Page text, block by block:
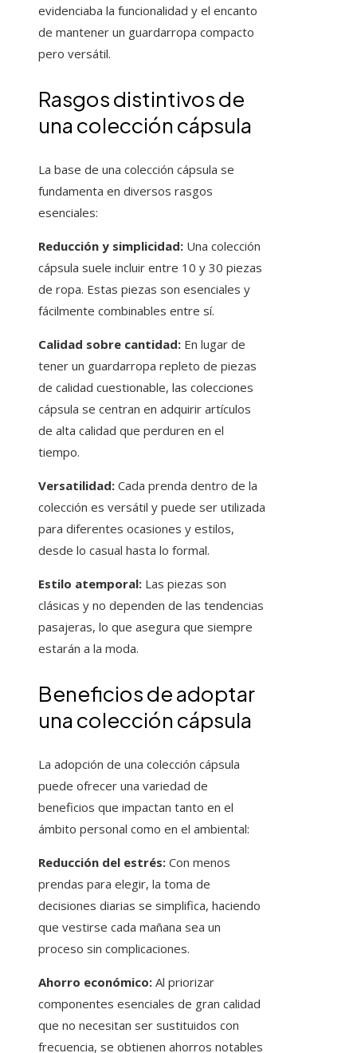
evidenciaba la funcionalidad y el encanto
de mantener un guardarropa compacto
pero versátil.
Rasgos distintivos de
una colección cápsula
La base de una colección cápsula se
fundamenta en diversos rasgos
esenciales:
Reducción y simplicidad: Una colección
cápsula suele incluir entre 10 y 30 piezas
de ropa. Estas piezas son esenciales y
fácilmente combinables entre sí.
Calidad sobre cantidad: En lugar de
tener un guardarropa repleto de piezas
de calidad cuestionable, las colecciones
cápsula se centran en adquirir artículos
de alta calidad que perduren en el
tiempo.
Versatilidad: Cada prenda dentro de la
colección es versátil y puede ser utilizada
para diferentes ocasiones y estilos,
desde lo casual hasta lo formal.
Estilo atemporal: Las piezas son
clásicas y no dependen de las tendencias
pasajeras, lo que asegura que siempre
estarán a la moda.
Beneficios de adoptar
una colección cápsula
La adopción de una colección cápsula
puede ofrecer una variedad de
beneficios que impactan tanto en el
ámbito personal como en el ambiental:
Reducción del estrés: Con menos
prendas para elegir, la toma de
decisiones diarias se simplifica, haciendo
que vestirse cada mañana sea un
proceso sin complicaciones.
Ahorro económico: Al priorizar
componentes esenciales de gran calidad
que no necesitan ser sustituidos con
frecuencia, se obtienen ahorros notables